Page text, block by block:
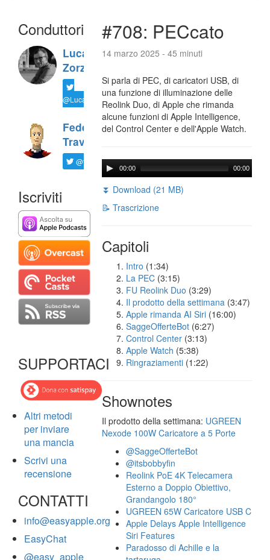
Conduttori
Luca
Zorzi
@LucaTNT
Federico
Travaini
@ftrava
Iscriviti
SUPPORTACI
Altri metodi
per inviare
una mancia
Scrivi una
recensione
CONTATTI
info@easyapple.org
EasyChat
@easy_apple
#708: PECcato
14 marzo 2025 - 45 minuti
Si parla di PEC, di caricatori USB, di
una funzione di illuminazione delle
Reolink Duo, di Apple che rimanda
alcune funzioni di Apple Intelligence,
del Control Center e dell'Apple Watch.
00:00 00:00
⏬ Download (21 MB)
📝 Trascrizione
Capitoli
Intro (1:34)
La PEC (3:15)
FU Reolink Duo (3:29)
Il prodotto della settimana (3:47)
Apple rimanda AI Siri (16:00)
SaggeOfferteBot (6:27)
Control Center (3:13)
Apple Watch (5:38)
Ringraziamenti (1:22)
Shownotes
Il prodotto della settimana: UGREEN
Nexode 100W Caricatore a 5 Porte
@SaggeOfferteBot
@itsbobbyfin
Reolink PoE 4K Telecamera
Esterno a Doppio Obiettivo,
Grandangolo 180°
UGREEN 65W Caricatore USB C
Apple Delays Apple Intelligence
Siri Features
Paradosso di Achille e la